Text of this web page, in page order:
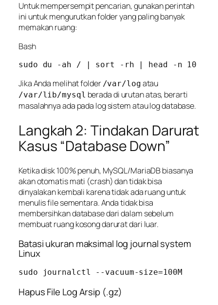
Untuk mempersempit pencarian, gunakan perintah
ini untuk mengurutkan folder yang paling banyak
memakan ruang:
Bash
Jika Anda melihat folder /var/log atau
/var/lib/mysql berada di urutan atas, berarti
masalahnya ada pada log sistem atau log database.
Langkah 2: Tindakan Darurat
Kasus “Database Down”
Ketika disk 100% penuh, MySQL/MariaDB biasanya
akan otomatis mati (crash) dan tidak bisa
dinyalakan kembali karena tidak ada ruang untuk
menulis file sementara. Anda tidak bisa
membersihkan database dari dalam sebelum
membuat ruang kosong darurat dari luar.
Batasi ukuran maksimal log journal system
Linux
sudo journalctl --vacuum-size=100M
Hapus File Log Arsip (.gz)